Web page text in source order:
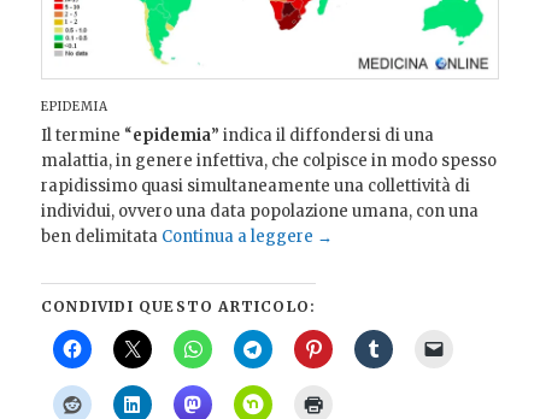
EPIDEMIA
Il termine “epidemia” indica il diffondersi di una
malattia, in genere infettiva, che colpisce in modo spesso
rapidissimo quasi simultaneamente una collettività di
individui, ovvero una data popolazione umana, con una
ben delimitata Continua a leggere →
CONDIVIDI QUESTO ARTICOLO: